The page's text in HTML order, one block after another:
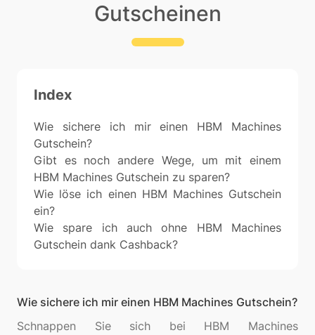
Gutscheinen
Index
Wie sichere ich mir einen HBM Machines
Gutschein?
Gibt es noch andere Wege, um mit einem
HBM Machines Gutschein zu sparen?
Wie löse ich einen HBM Machines Gutschein
ein?
Wie spare ich auch ohne HBM Machines
Gutschein dank Cashback?
Wie sichere ich mir einen HBM Machines Gutschein?
Schnappen Sie sich bei HBM Machines